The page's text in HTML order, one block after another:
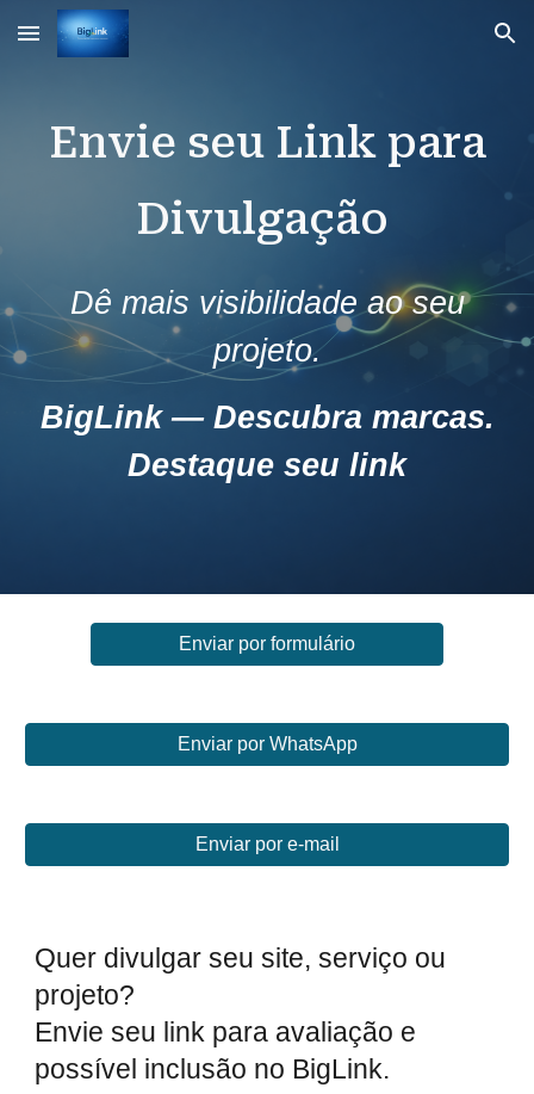
Skip to main content Skip to navigation
Envie seu Link para
Divulgação
Dê mais visibilidade ao seu
projeto.
BigLink — Descubra marcas.
Destaque seu link
Enviar por formulário
Enviar por WhatsApp
Enviar por e-mail
Quer divulgar seu site, serviço ou
projeto?
Envie seu link para avaliação e
possível inclusão no BigLink.